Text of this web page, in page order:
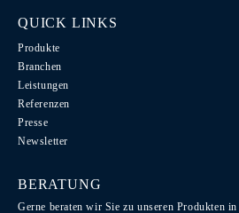
QUICK LINKS
Produkte
Branchen
Leistungen
Referenzen
Presse
Newsletter
BERATUNG
Gerne beraten wir Sie zu unseren Produkten